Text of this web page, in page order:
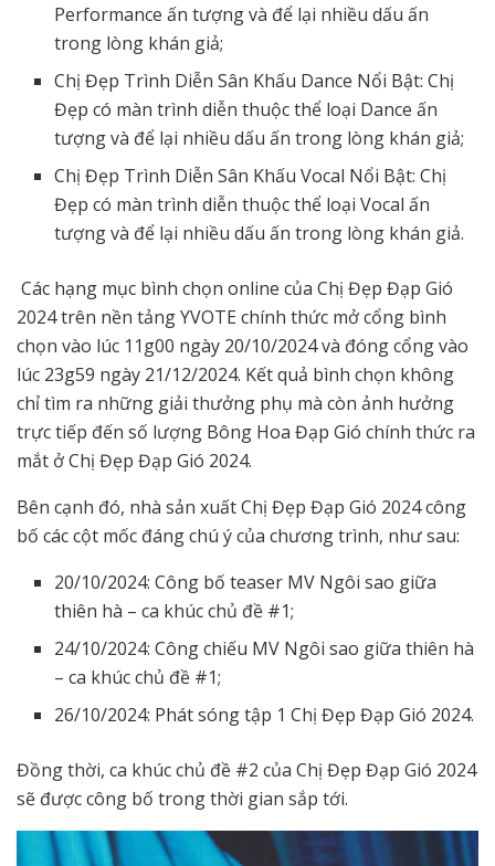
Performance ấn tượng và để lại nhiều dấu ấn
trong lòng khán giả;
Chị Đẹp Trình Diễn Sân Khấu Dance Nổi Bật: Chị
Đẹp có màn trình diễn thuộc thể loại Dance ấn
tượng và để lại nhiều dấu ấn trong lòng khán giả;
Chị Đẹp Trình Diễn Sân Khấu Vocal Nổi Bật: Chị
Đẹp có màn trình diễn thuộc thể loại Vocal ấn
tượng và để lại nhiều dấu ấn trong lòng khán giả.
Các hạng mục bình chọn online của Chị Đẹp Đạp Gió
2024 trên nền tảng YVOTE chính thức mở cổng bình
chọn vào lúc 11g00 ngày 20/10/2024 và đóng cổng vào
lúc 23g59 ngày 21/12/2024. Kết quả bình chọn không
chỉ tìm ra những giải thưởng phụ mà còn ảnh hưởng
trực tiếp đến số lượng Bông Hoa Đạp Gió chính thức ra
mắt ở Chị Đẹp Đạp Gió 2024.
Bên cạnh đó, nhà sản xuất Chị Đẹp Đạp Gió 2024 công
bố các cột mốc đáng chú ý của chương trình, như sau:
20/10/2024: Công bố teaser MV Ngôi sao giữa
thiên hà – ca khúc chủ đề #1;
24/10/2024: Công chiếu MV Ngôi sao giữa thiên hà
– ca khúc chủ đề #1;
26/10/2024: Phát sóng tập 1 Chị Đẹp Đạp Gió 2024.
Đồng thời, ca khúc chủ đề #2 của Chị Đẹp Đạp Gió 2024
sẽ được công bố trong thời gian sắp tới.